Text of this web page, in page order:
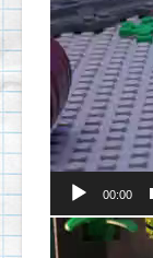
00:00
Видеоплеер